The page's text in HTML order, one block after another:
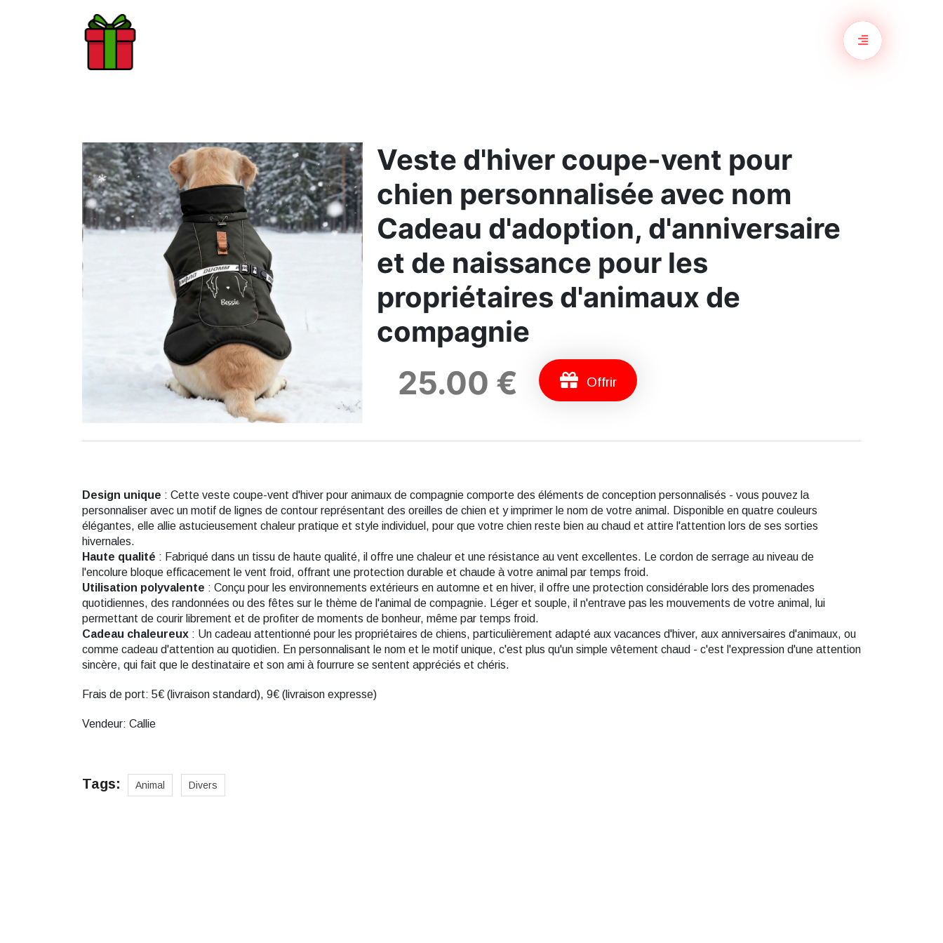
Veste d'hiver coupe-vent pour
chien personnalisée avec nom
Cadeau d'adoption, d'anniversaire
et de naissance pour les
propriétaires d'animaux de
compagnie
25.00 € Offrir
Design unique : Cette veste coupe-vent d'hiver pour animaux de compagnie comporte des éléments de conception personnalisés - vous pouvez la
personnaliser avec un motif de lignes de contour représentant des oreilles de chien et y imprimer le nom de votre animal. Disponible en quatre couleurs
élégantes, elle allie astucieusement chaleur pratique et style individuel, pour que votre chien reste bien au chaud et attire l'attention lors de ses sorties
hivernales.
Haute qualité : Fabriqué dans un tissu de haute qualité, il offre une chaleur et une résistance au vent excellentes. Le cordon de serrage au niveau de
l'encolure bloque efficacement le vent froid, offrant une protection durable et chaude à votre animal par temps froid.
Utilisation polyvalente : Conçu pour les environnements extérieurs en automne et en hiver, il offre une protection considérable lors des promenades
quotidiennes, des randonnées ou des fêtes sur le thème de l'animal de compagnie. Léger et souple, il n'entrave pas les mouvements de votre animal, lui
permettant de courir librement et de profiter de moments de bonheur, même par temps froid.
Cadeau chaleureux : Un cadeau attentionné pour les propriétaires de chiens, particulièrement adapté aux vacances d'hiver, aux anniversaires d'animaux, ou
comme cadeau d'attention au quotidien. En personnalisant le nom et le motif unique, c'est plus qu'un simple vêtement chaud - c'est l'expression d'une attention
sincère, qui fait que le destinataire et son ami à fourrure se sentent appréciés et chéris.
Frais de port: 5€ (livraison standard), 9€ (livraison expresse)
Vendeur: Callie
Tags: Animal Divers